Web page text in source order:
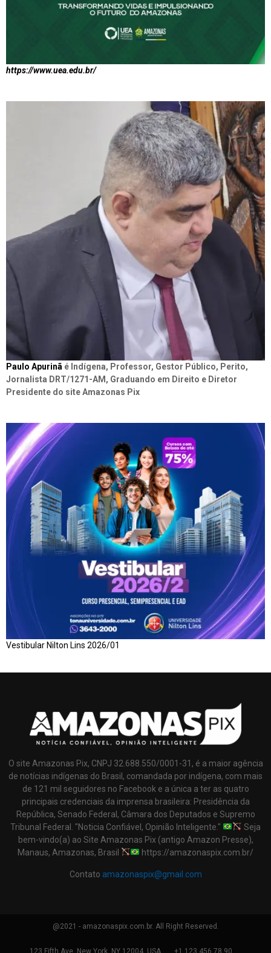
https://www.uea.edu.br/
Paulo Apurinã é Indígena, Professor, Gestor Público, Perito,
Jornalista DRT/1271-AM, Graduando em Direito e Diretor
Presidente do site Amazonas Pix
Vestibular Nilton Lins 2026/01
O site Amazonas Pix, CNPJ 32.688.550/0001-31, é a maior agência
de notícias indígenas do Brasil, comandada por indígena, com mais
de 121 mil seguidores no Facebook e a única a ter as quatro
principais credenciais da imprensa brasileira: Presidência da
República, Senado Federal, Câmara dos Deputados e Supremo
Tribunal Federal. "Noticia Confiável, Opinião Inteligente."
Seja
bem-vindo(a) ao Site Amazonas Pix (antigo Amazon Presse),
Manaus, Amazonas, Brasil
https://amazonaspix.com.br/
Contato amazonaspix@gmail.com
@2021 - amazonaspix.com.br. All Right Reserved.
123 Fifth Ave, New York, NY 12004, USA. +1 123 456 78 90